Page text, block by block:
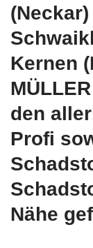
Kernen
den
Profi
Nähe